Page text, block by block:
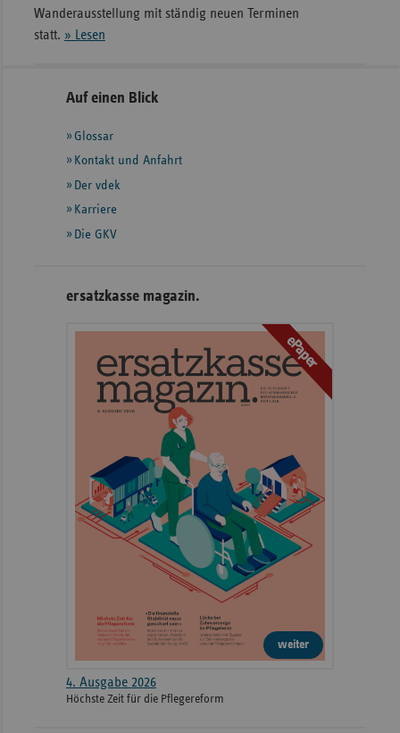
Wanderausstellung mit ständig neuen Terminen
statt. » Lesen
Seitennavigation
Seitenleiste
weiteren
Informationen
Auf einen Blick
Glossar
Kontakt und Anfahrt
Der vdek
Karriere
Die GKV
ersatzkasse magazin.
ePaper
weiter
4. Ausgabe 2026
Höchste Zeit für die Pflegereform